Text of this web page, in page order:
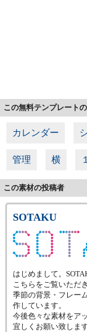
この無料テンプレート
カレンダー
管理 横
この素材の投稿者
SOTAKU
はじめまして。
こちらをご覧いただ
季節の背景・フレー
作しています。
今後色々な素材をア
宜しくお願い致します